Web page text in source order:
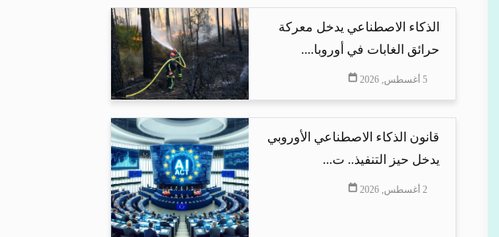
الذكاء الاصطناعي يدخل معركة
حرائق الغابات في أوروبا....
5 أغسطس, 2026
قانون الذكاء الاصطناعي الأوروبي
يدخل حيز التنفيذ.. ت...
2 أغسطس, 2026